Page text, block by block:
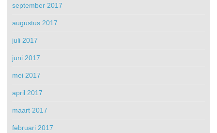
september 2017
augustus 2017
juli 2017
juni 2017
mei 2017
april 2017
maart 2017
februari 2017